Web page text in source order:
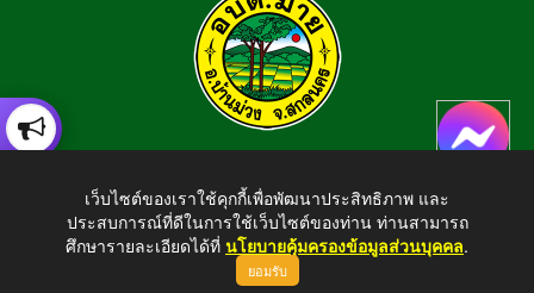
อำเภอบ้านม่วง จังหวัดสกลนคร สอบถามข้อมูลโทร 042-794924
E-mail : tambonmai275@gmail.com
เว็บไซต์ของเราใช้คุกกี้เพื่อพัฒนาประสิทธิภาพ และ
ประสบการณ์ที่ดีในการใช้เว็บไซต์ของท่าน ท่านสามารถ
ศึกษารายละเอียดได้ที่ นโยบายคุ้มครองข้อมูลส่วนบุคคล.
ยอมรับ